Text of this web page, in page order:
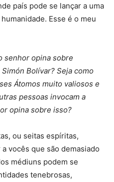
país pode se lançar a uma
Esse é o meu
senhor opina sobre
Bolívar? Seja como
Átomos muito valiosos e
pessoas invocam a
opina sobre isso?
ou seitas espíritas,
vocês que são demasiado
médiuns podem se
tenebrosas,